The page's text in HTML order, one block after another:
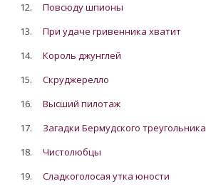
12.
Повсюду шпионы
13.
При удаче гривенника хватит
14.
Король джунглей
15.
Скруджерелло
16.
Высший пилотаж
17.
Загадки Бермудского треугольника
18.
Чистолюбцы
19.
Сладкоголосая утка юности